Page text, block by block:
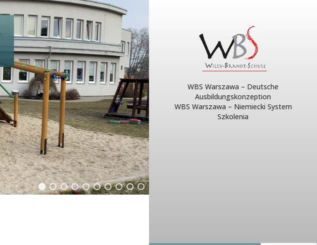
WBS Warszawa – Deutsche
Ausbildungskonzeption
WBS Warszawa – Niemiecki System
Szkolenia